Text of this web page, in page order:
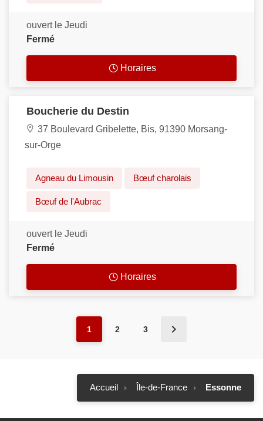
ouvert le Jeudi
Fermé
Horaires
Boucherie du Destin
37 Boulevard Gribelette, Bis, 91390 Morsang-
sur-Orge
Agneau du Limousin Bœuf charolais
Bœuf de l'Aubrac
ouvert le Jeudi
Fermé
Horaires
1 2 3
Accueil Île-de-France Essonne